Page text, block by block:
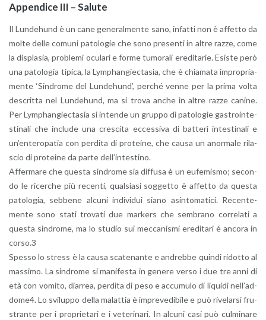
Ap­pen­di­ce III – Sa­lu­te
Il Lun­de­hund è un cane ge­ne­ral­men­te sano, in­fat­ti non è af­fet­to da
molte delle co­mu­ni pa­to­lo­gie che sono pre­sen­ti in altre razze, come
la di­spla­sia, pro­ble­mi ocu­la­ri e forme tu­mo­ra­li ere­di­ta­rie. Esi­ste però
una pa­to­lo­gia ti­pi­ca, la Lym­phan­giec­ta­sia, che è chia­ma­ta im­pro­pria­
men­te ‘Sin­dro­me del Lun­de­hund’, per­ché venne per la prima volta
de­scrit­ta nel Lun­de­hund, ma si trova anche in altre razze ca­ni­ne.
Per Lym­phan­giec­ta­sia si in­ten­de un grup­po di pa­to­lo­gie ga­stroin­te­
sti­na­li che in­clu­de una cre­sci­ta ec­ces­si­va di bat­te­ri in­te­sti­na­li e
un’en­te­ro­pa­tia con per­di­ta di pro­tei­ne, che causa un anor­ma­le ri­la­
scio di pro­tei­ne da parte del­l’in­te­sti­no.
Af­fer­ma­re che que­sta sin­dro­me sia dif­fu­sa è un eu­fe­mi­smo; se­con­
do le ri­cer­che più re­cen­ti, qual­sia­si sog­get­to è af­fet­to da que­sta
pa­to­lo­gia, seb­be­ne al­cu­ni in­di­vi­dui siano asin­to­ma­ti­ci. Re­cen­te­
men­te sono stati tro­va­ti due mar­kers che sem­bra­no cor­re­la­ti a
que­sta sin­dro­me, ma lo stu­dio sui mec­ca­ni­smi ere­di­ta­ri é an­co­ra in
corso.3
Spes­so lo stress è la causa sca­te­nan­te e an­dreb­be quin­di ri­dot­to al
mas­si­mo. La sin­dro­me si ma­ni­fe­sta in ge­ne­re verso i due tre anni di
età con vo­mi­to, diar­rea, per­di­ta di peso e ac­cu­mu­lo di li­qui­di nel­l’ad­
do­me4. Lo svi­lup­po della ma­lat­tia è im­pre­ve­di­bi­le e può ri­ve­lar­si fru­
stran­te per i pro­prie­ta­ri e i ve­te­ri­na­ri. In al­cu­ni casi può cul­mi­na­re